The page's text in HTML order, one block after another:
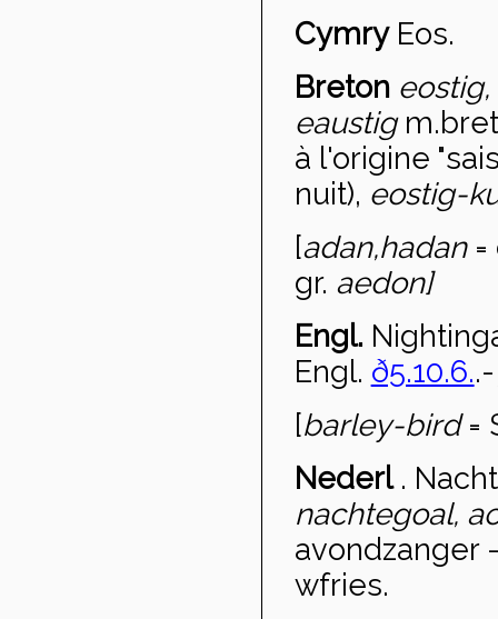
Cymry Eos.
Breton
eaustig
à l'origine
nuit), eostig-
[adan,hadan=
gr. aedon]
Engl.
Engl. ð5.10.6.
[barley-bird=
Nederl.
nachtegoal,
avondzanger
wfries.